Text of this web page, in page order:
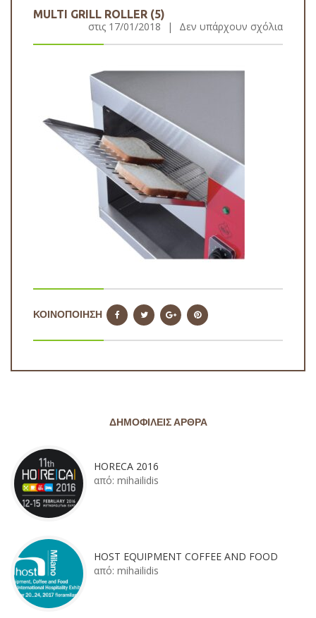
MULTI GRILL ROLLER (5)
στις 17/01/2018 | Δεν υπάρχουν σχόλια
ΚΟΙΝΟΠΟΙΗΣΗ
ΔΗΜΟΦΙΛΕΊΣ ΆΡΘΡΑ
HORECA 2016
από: mihailidis
HOST EQUIPMENT COFFEE AND FOOD
από: mihailidis